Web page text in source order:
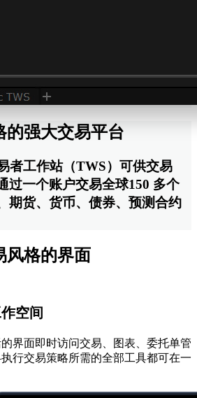
的强大交易平台
者工作站（TWS）可供交易
过一个账户交易全球150 多个
期货、货币、债券、预测合约
风格的界面
空间
界面即时访问交易、图表、委托单管
行交易策略所需的全部工具都可在一